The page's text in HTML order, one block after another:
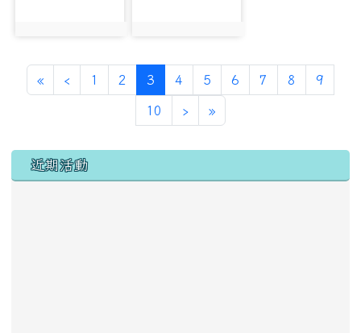
«第一頁
‹ 上一頁
1 2 3 (目前頁次)
4 5 6 7 8 9
10 ›下一頁
»最後頁
左邊區域內容
近期活動